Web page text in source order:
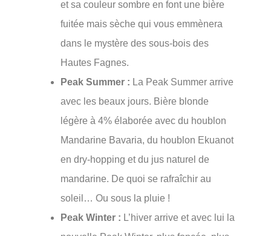
et sa couleur sombre en font une bière
fuitée mais sèche qui vous emmènera
dans le mystère des sous-bois des
Hautes Fagnes.
Peak Summer : La Peak Summer arrive
avec les beaux jours. Bière blonde
légère à 4% élaborée avec du houblon
Mandarine Bavaria, du houblon Ekuanot
en dry-hopping et du jus naturel de
mandarine. De quoi se rafraîchir au
soleil… Ou sous la pluie !
Peak Winter : L’hiver arrive et avec lui la